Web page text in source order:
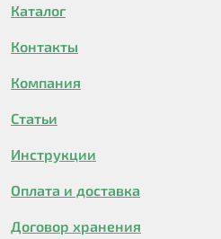
Каталог
Контакты
Компания
Статьи
Инструкции
Оплата и доставка
Договор хранения